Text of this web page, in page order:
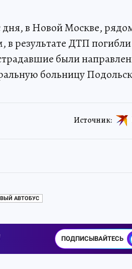
дня, в Новой Москве,
результате ДТП погибли
были
больницу
Источник:
АВТОБУС
ПОДПИСЫВАЙТЕСЬ